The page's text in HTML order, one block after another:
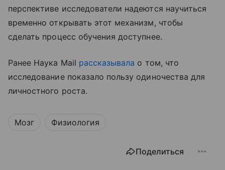
перспективе исследователи надеются научиться
временно открывать этот механизм, чтобы
сделать процесс обучения доступнее.
Ранее Наука Mail рассказывала о том, что
исследование показало пользу одиночества для
личностного роста.
Мозг Физиология
Поделиться